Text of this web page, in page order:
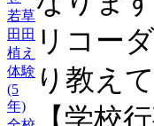
若草
田田
植え
体験
(5
年)
リコー
り教え
【学校